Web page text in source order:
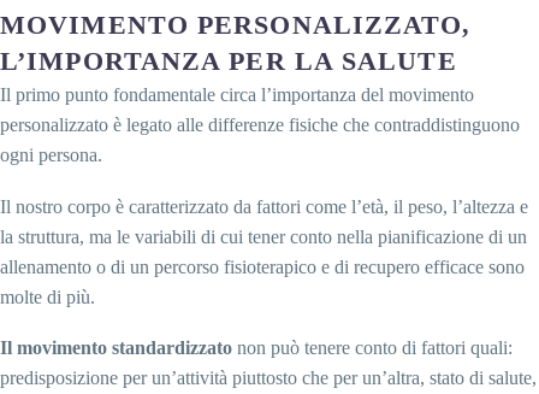
MOVIMENTO PERSONALIZZATO,
L’IMPORTANZA PER LA SALUTE
Il primo punto fondamentale circa l’importanza del movimento
personalizzato è legato alle differenze fisiche che contraddistinguono
ogni persona.
Il nostro corpo è caratterizzato da fattori come l’età, il peso, l’altezza e
la struttura, ma le variabili di cui tener conto nella pianificazione di un
allenamento o di un percorso fisioterapico e di recupero efficace sono
molte di più.
Il movimento standardizzato non può tenere conto di fattori quali:
predisposizione per un’attività piuttosto che per un’altra, stato di salute,